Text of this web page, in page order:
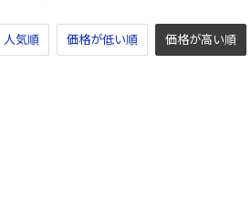
人気順 価格が低い順 価格が高い順